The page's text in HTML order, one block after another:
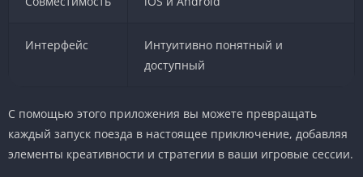
Интерфейс
Интуитивно понятный и
доступный
С помощью этого приложения вы можете превращать
каждый запуск поезда в настоящее приключение, добавляя
элементы креативности и стратегии в ваши игровые сессии.